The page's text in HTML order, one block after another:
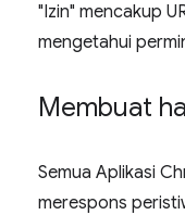
"Izin" mencakup
mengetahui
Membuat
Semua Aplikasi
merespons